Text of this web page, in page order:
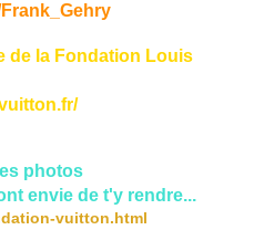
de la Fondation Louis
photos
envie de t'y rendre...
vuitton.html